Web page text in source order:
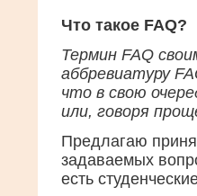
Что такое FAQ?
Термин FAQ
аббревиатуру
что в свою
или, говоря
Предлагаю
задаваемых
есть